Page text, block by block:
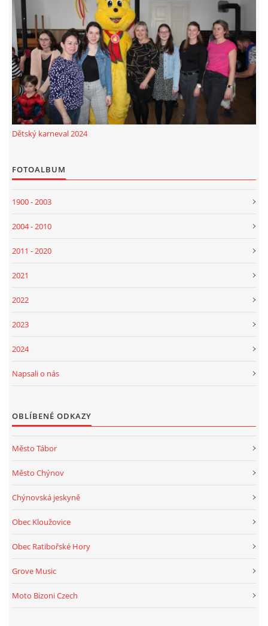
Dětský karneval 2024
FOTOALBUM
1900 - 2003
2004 - 2010
2011 - 2020
2021
2022
2023
2024
Napsali o nás
OBLÍBENÉ ODKAZY
Město Tábor
Město Chýnov
Chýnovská jeskyně
Obec Kloužovice
Obec Ratibořské Hory
Grove Music
Moto Bizoni Czech